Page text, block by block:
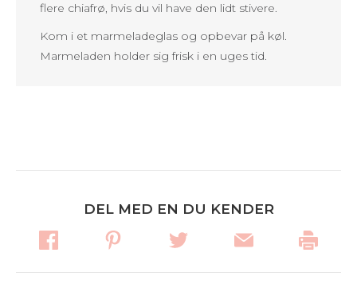
flere chiafrø, hvis du vil have den lidt stivere.
Kom i et marmeladeglas og opbevar på køl.
Marmeladen holder sig frisk i en uges tid.
DEL MED EN DU KENDER